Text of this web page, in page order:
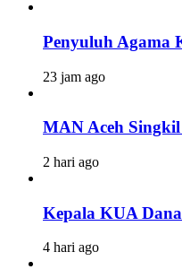
Penyuluh Agama
23 jam ago
MAN Aceh
2 hari ago
Kepala KUA
4 hari ago